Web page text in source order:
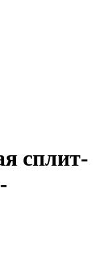
сплит-